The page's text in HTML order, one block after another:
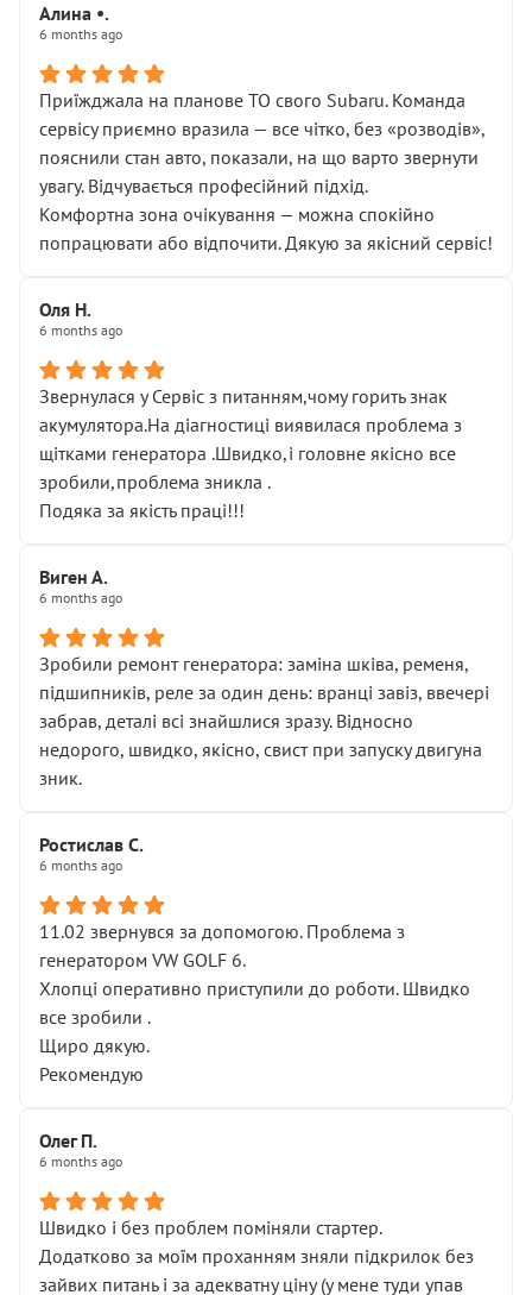
Алина •.
6 months ago
Приїжджала на планове ТО свого Subaru. Команда
сервісу приємно вразила — все чітко, без «розводів»,
пояснили стан авто, показали, на що варто звернути
увагу. Відчувається професійний підхід.
Комфортна зона очікування — можна спокійно
попрацювати або відпочити. Дякую за якісний сервіс!
Оля Н.
6 months ago
Звернулася у Сервіс з питанням,чому горить знак
акумулятора.На діагностиці виявилася проблема з
щітками генератора .Швидко,і головне якісно все
зробили,проблема зникла .
Подяка за якість праці!!!
Виген А.
6 months ago
Зробили ремонт генератора: заміна шківа, ременя,
підшипників, реле за один день: вранці завіз, ввечері
забрав, деталі всі знайшлися зразу. Відносно
недорого, швидко, якісно, свист при запуску двигуна
зник.
Ростислав С.
6 months ago
11.02 звернувся за допомогою. Проблема з
генератором VW GOLF 6.
Хлопці оперативно приступили до роботи. Швидко
все зробили .
Щиро дякую.
Рекомендую
Олег П.
6 months ago
Швидко і без проблем поміняли стартер.
Додатково за моїм проханням зняли підкрилок без
зайвих питань і за адекватну ціну (у мене туди упав